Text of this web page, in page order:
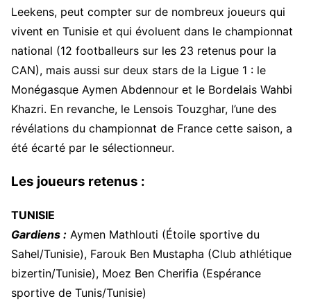
Leekens, peut compter sur de nombreux joueurs qui
vivent en Tunisie et qui évoluent dans le championnat
national (12 footballeurs sur les 23 retenus pour la
CAN), mais aussi sur deux stars de la Ligue 1 : le
Monégasque Aymen Abdennour et le Bordelais Wahbi
Khazri. En revanche, le Lensois Touzghar, l’une des
révélations du championnat de France cette saison, a
été écarté par le sélectionneur.
Les joueurs retenus :
TUNISIE
Gardiens : Aymen Mathlouti (Étoile sportive du
Sahel/Tunisie), Farouk Ben Mustapha (Club athlétique
bizertin/Tunisie), Moez Ben Cherifia (Espérance
sportive de Tunis/Tunisie)